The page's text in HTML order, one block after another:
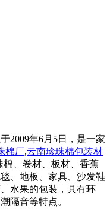
2009年6月5日，是一家
棉厂,云南珍珠棉包装材
棉、卷材、板材、香蕉
、地板、家具、沙发鞋
水果的包装，具有环
隔音等特点。